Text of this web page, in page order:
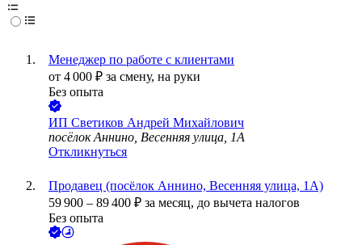
Менеджер по работе с клиентами
от 4 000 ₽ за смену, на руки
Без опыта
ИП Светиков Андрей Михайлович
посёлок Аннино, Весенняя улица, 1А
Откликнуться
Продавец (посёлок Аннино, Весенняя улица, 1А)
59 900 – 89 400 ₽ за месяц, до вычета налогов
Без опыта